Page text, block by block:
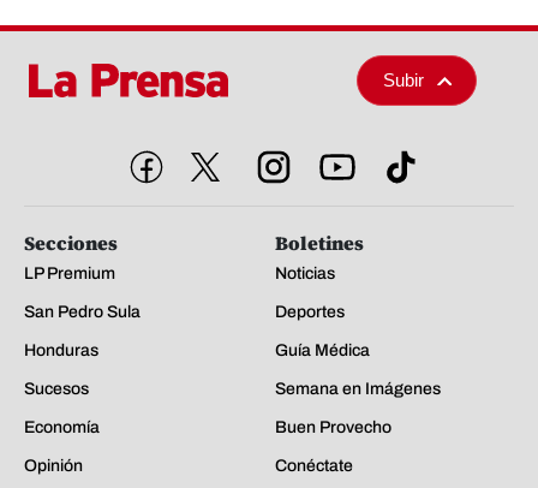
Subir
Secciones
LP Premium
San Pedro Sula
Honduras
Sucesos
Economía
Opinión
Boletines
Noticias
Deportes
Guía Médica
Semana en Imágenes
Buen Provecho
Conéctate